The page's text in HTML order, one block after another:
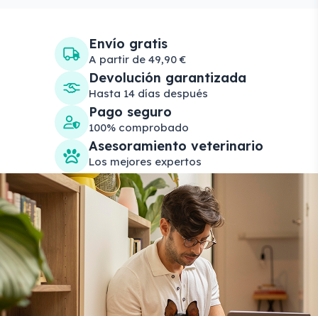
Envío gratis
A partir de 49,90 €
Devolución garantizada
Hasta 14 días después
Pago seguro
100% comprobado
Asesoramiento veterinario
Los mejores expertos